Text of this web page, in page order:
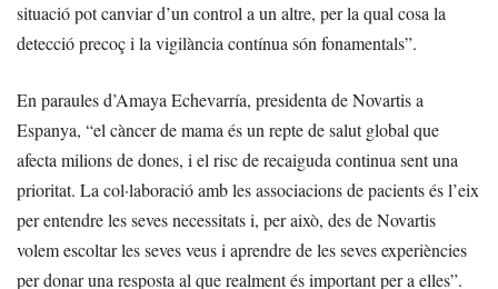
situació pot canviar d’un control a un altre, per la qual cosa la
detecció precoç i la vigilància contínua són fonamentals”.
En paraules d’Amaya Echevarría, presidenta de Novartis a
Espanya, “el càncer de mama és un repte de salut global que
afecta milions de dones, i el risc de recaiguda continua sent una
prioritat. La col·laboració amb les associacions de pacients és l’eix
per entendre les seves necessitats i, per això, des de Novartis
volem escoltar les seves veus i aprendre de les seves experiències
per donar una resposta al que realment és important per a elles”.